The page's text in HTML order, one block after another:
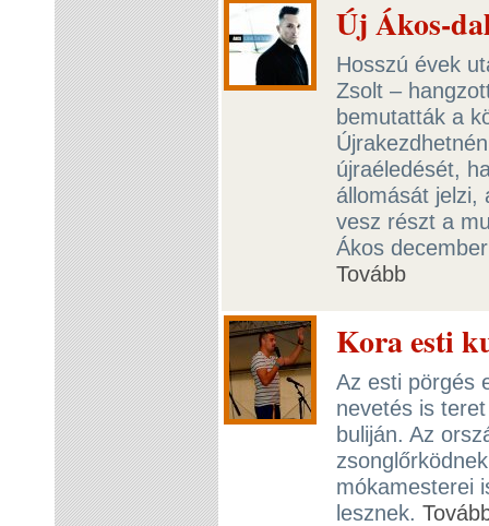
Új Ákos-
Hosszú évek
Zsolt –
bemutatták a
újraéledését,
állomását jelzi,
vesz részt a
Ákos
Tovább
Kora esti
Az esti pörgés
nevetés is
buliján. Az
mókamesterei
lesznek.